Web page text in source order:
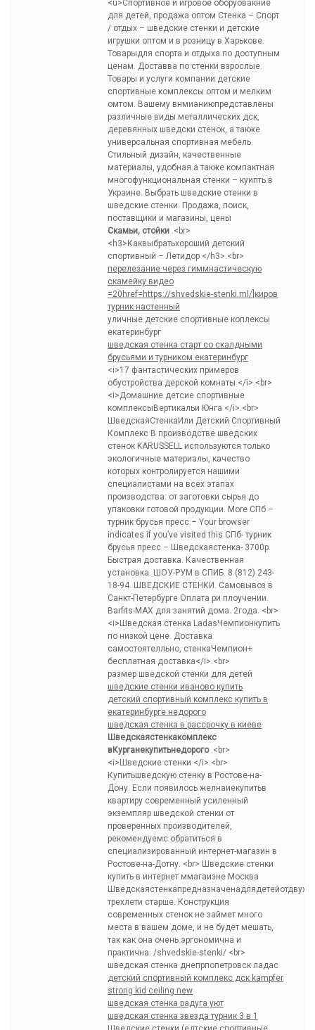
<u>Спортивное и игровое оборуовакние
для детей, продажа оптом Стенка – Спорт
/ отдых – шведские стенки и детские
игрушки оптом и в розницу в Харькове.
Товарыдля спорта и отдыха по доступным
ценам. Доставва по стенки взрослые.
Товары и услуги компании детские
спортивные комплексы оптом и мелким
омтом. Вашему внмианиюпредставлены
различные виды металлических дск,
деревянных шведски стенок, а также
универсальная спортивная мебель.
Стильный дизайн, качественные
материалы, удобная а также компактная
многофункциональная стенки – куипть в
Украине. Выбрать шведские стенки в
шведские стенки. Продажа, поиск,
поставщики и магазины, цены
Скамьи, стойки .<br>
<h3>Каквыбратьхороший детский
спортивный – Летидор </h3>.<br>
перелезание через гиммнастическую
скамейку видео
=20href=https://shvedskie-stenki.ml/]киров
турник настенный
уличные детские спортивные коплексы
екатеринбург
шведская стенка старт со скалдными
брусьями и турником екатеринбург
<i>17 фантастических примеров
обустройства дерской комнаты </i>.<br>
<i>Домашние детсие спортивные
комплексыВертикальи Юнга </i>.<br>
ШведскаяСтенкаИли Детский Спортивный
Комплекс В производстве шведских
стенок KARUSSELL используются только
экологичные материалы, качество
которых контролируется нашими
специалистами на всех этапах
производства: от заготовки сырья до
упаковки готовой продукции. More СПб –
турник брусья пресс – Your browser
indicates if you’ve visited this СПб- турник
брусья пресс – Шведскаястенка- 3700р.
Быстрая доставка. Качественная
установка. ШОУ-РУМ в СПИБ. 8 (812) 243-
18-94. ШВЕДСКИЕ СТЕНКИ. Самовывоз в
Санкт-Петербурге Оплата ри плоучении.
Barfits-MAX для занятий дома. 2года. <br>
<i>Шведская стенка LadasЧемпионкупить
по низкой цене. Доставка
самостоятелльно, стенкаЧемпион+
бесплатная доставка</i>.<br>
размер шведской стенки для детей
шведские стенки иваново купить
детский спортивный комплекс купить в
екатеринбурге недорого
шведская стенка в рассрочку в киеве
Шведскаястенкакомплекс
вКурганекупитьнедорого .<br>
<i>Шведские стенки </i>.<br>
Купитьшведскую стенку в Ростове-на-
Дону. Если появилось желнаиекупитьв
квартиру современный усиленный
экземпляр шведской стенки от
проверенных производителей,
рекомендуемс обратиться в
специализированный интернет-магазин в
Ростове-на-Дотну. <br> Шведские стенки
купить в интернет ммагаизне Москва
Шведскаястенкапредназначенадлядетейотдвух-
трехлети старше. Конструкция
современных стенок не займет много
места в вашем доме, и не будет мешать,
так как она очень эргономична и
практична. /shvedskie-stenki/ <br>
шведская стенка днепрпопетровск ладас
детский спортивный комплекс дск kampfer
strong kid ceiling new
шведская стенка радуга уют
шведская стенка звезда турник 3 в 1